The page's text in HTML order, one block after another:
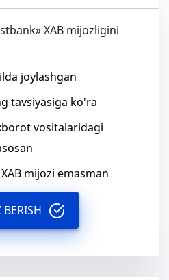
XAB mijozligini
joylashgan
tavsiyasiga ko'ra
vositalaridagi
mijozi emasman